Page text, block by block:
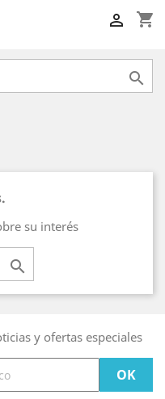
shopping_cart


su interés

y ofertas especiales